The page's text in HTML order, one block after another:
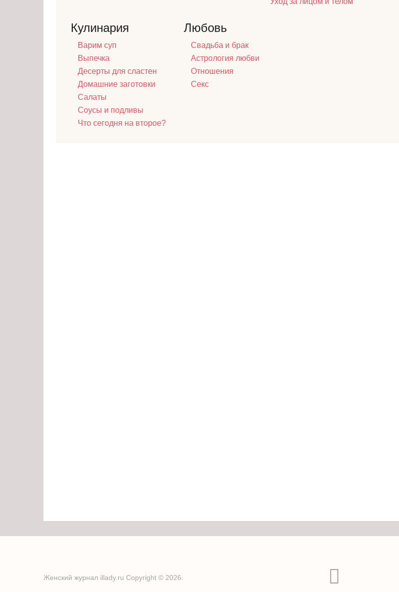
Кулинария
Варим суп
Выпечка
Десерты для сластен
Домашние заготовки
Салаты
Соусы и подливы
Что сегодня на второе?
Любовь
Свадьба и брак
Астрология любви
Отношения
Секс
Женский журнал illady.ru Copyright © 2026.